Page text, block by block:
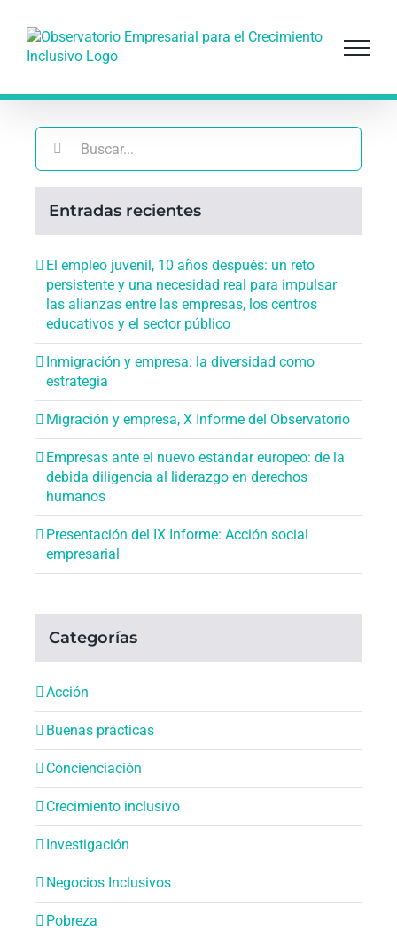
contenido
Buscar:
Entradas recientes
El empleo juvenil, 10 años después: un reto
persistente y una necesidad real para impulsar
las alianzas entre las empresas, los centros
educativos y el sector público
Inmigración y empresa: la diversidad como
estrategia
Migración y empresa, X Informe del Observatorio
Empresas ante el nuevo estándar europeo: de la
debida diligencia al liderazgo en derechos
humanos
Presentación del IX Informe: Acción social
empresarial
Categorías
Acción
Buenas prácticas
Concienciación
Crecimiento inclusivo
Investigación
Negocios Inclusivos
Pobreza